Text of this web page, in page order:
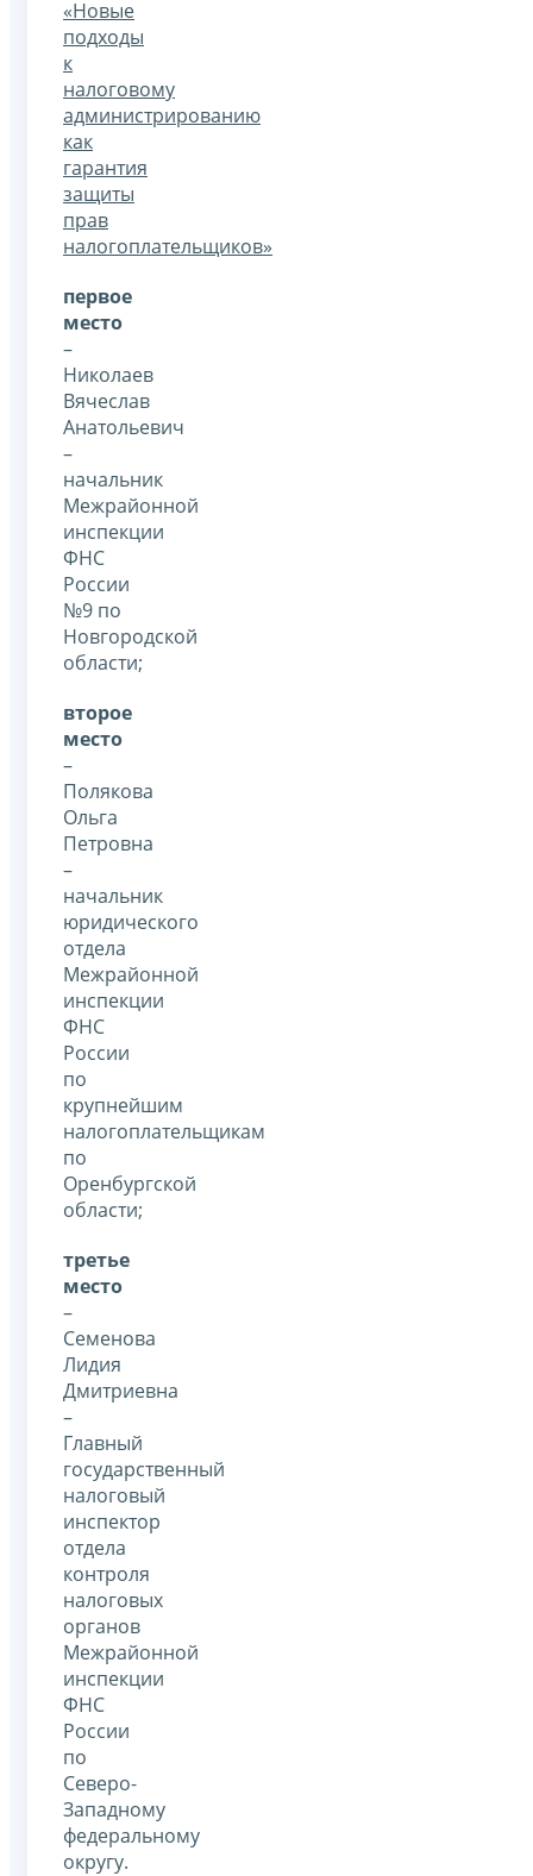
«Новые
подходы
к
налоговому
администрированию
как
гарантия
защиты
прав
налогоплательщиков»
первое
место
–
Николаев
Вячеслав
Анатольевич
–
начальник
Межрайонной
инспекции
ФНС
России
№9 по
Новгородской
области;
второе
место
–
Полякова
Ольга
Петровна
–
начальник
юридического
отдела
Межрайонной
инспекции
ФНС
России
по
крупнейшим
налогоплательщикам
по
Оренбургской
области;
третье
место
–
Семенова
Лидия
Дмитриевна
–
Главный
государственный
налоговый
инспектор
отдела
контроля
налоговых
органов
Межрайонной
инспекции
ФНС
России
по
Северо-
Западному
федеральному
округу.